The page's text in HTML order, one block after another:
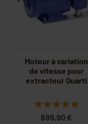
Moteur à variation
de vitesse pour
extracteur Quarti
699,90 €